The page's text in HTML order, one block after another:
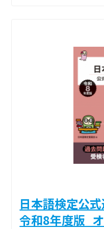
日本語検定公
令和8年度版_